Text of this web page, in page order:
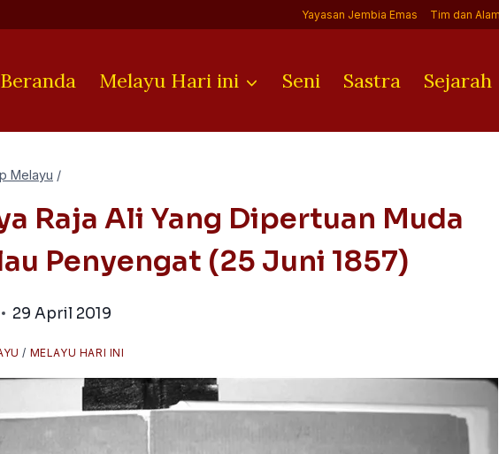
Yayasan Jembia Emas Tim dan
Beranda Melayu Hari ini Seni Sastra Sejarah
Melayu /
Raja Ali Yang Dipertuan Muda
Penyengat (25 Juni 1857)
29 April 2019
/ MELAYU HARI INI